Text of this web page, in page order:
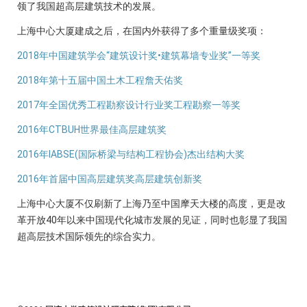
领了我国超高层建筑技术的发展。
上海中心大厦建成之后，在国内外获得了多个重量级奖项：
2018年中国建筑学会“建筑设计奖•建筑幕墙专业奖”一等奖
2018年第十五届中国土木工程詹天佑奖
2017年全国优秀工程勘察设计行业奖工程勘察一等奖
2016年CTBUH世界最佳高层建筑奖
2016年IABSE(国际桥梁与结构工程协会)杰出结构大奖
2016年首届中国高层建筑奖高层建筑创新奖
上海中心大厦不仅刷新了上海乃至中国摩天大楼的高度，更是改
革开放40年以来中国现代化城市发展的见证，同时也彰显了我国
超高层技术国际领先的综合实力。